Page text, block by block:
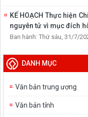
KẾ HOẠCH Thực hiện
nguyên tử vì mục đích
2050 trên địa bàn tỉnh
Ban hành: Thứ sáu, 31/7/
DANH MỤC
Văn bản trung ương
Văn bản tỉnh